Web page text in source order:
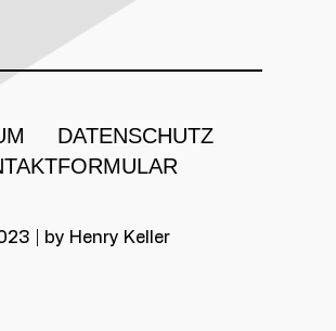
DATENSCHUTZ
| by Henry Keller